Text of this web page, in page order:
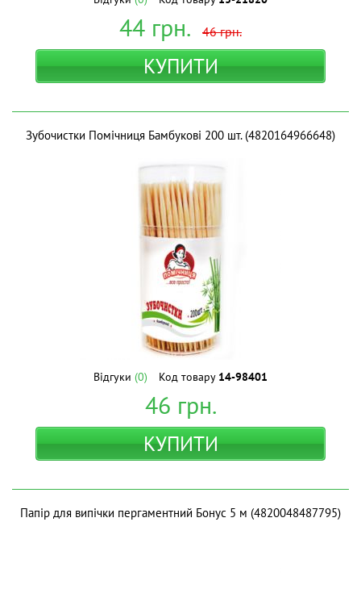
44 грн. 46грн.
КУПИТИ
Зубочистки Помічниця Бамбукові 200 шт. (4820164966648)
Відгуки (0) Код товару 14-98401
46 грн.
КУПИТИ
Папір для випічки пергаментний Бонус 5 м (4820048487795)